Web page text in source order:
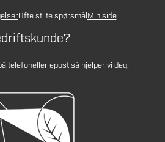
Ofte stilte spørsmålMin side
telefonellerepostså hjelper vi deg.